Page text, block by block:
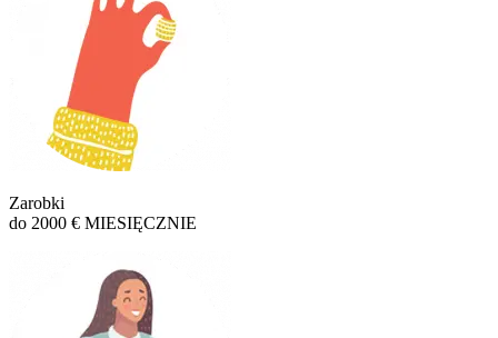
Zarobki
do 2000 € MIESIĘCZNIE